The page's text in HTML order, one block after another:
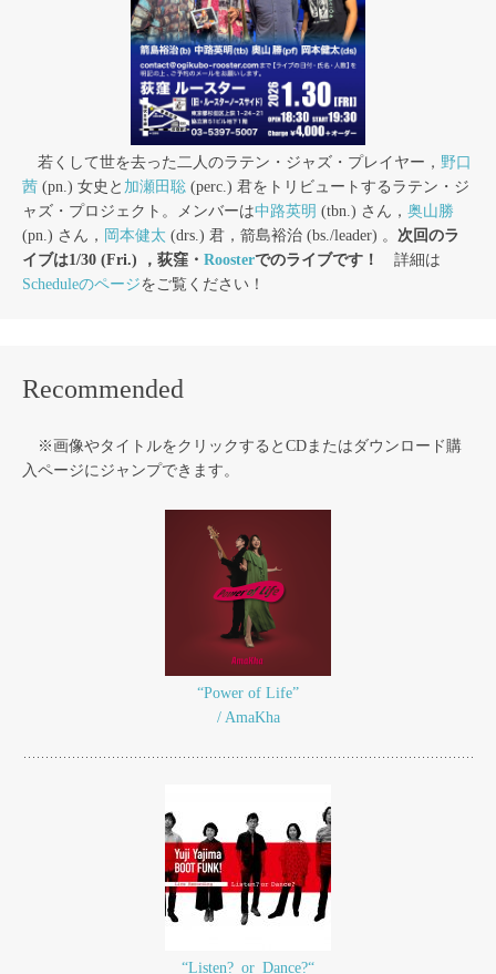
若くして世を去った二人のラテン・ジャズ・プレイヤー， 野口
茜 (pn.) 女史と 加瀬田聡 (perc.) 君をトリビュートするラテン・ジ
ャズ・プロジェクト。メンバーは中路英明 (tbn.) さん， 奥山勝
(pn.) さん， 岡本健太 (drs.) 君，箭島裕治 (bs./leader) 。 次回のラ
イブは1/30 (Fri.) ，荻窪・ Roosterでのライブです！
詳細は
Scheduleのページをご覧ください！
Recommended
※画像やタイトルをクリックするとCDまたはダウンロード購
入ページにジャンプできます。
“Power of Life”
/ AmaKha
“Listen?_or_Dance?“